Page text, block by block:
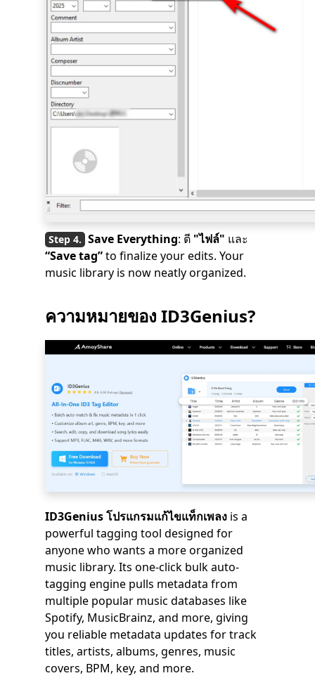
Save Everything: ตี "ไฟล์" และ
“Save tag”to finalize your edits. Your
music library is now neatly organized.
ความหมายของ ID3Genius?
ID3Genius โปรแกรมแก้ไขแท็กเพลง is a
powerful tagging tool designed for
anyone who wants a more organized
music library. Its one-click bulk auto-
tagging engine pulls metadata from
multiple popular music databases like
Spotify, MusicBrainz, and more, giving
you reliable metadata updates for track
titles, artists, albums, genres, music
covers, BPM, key, and more.